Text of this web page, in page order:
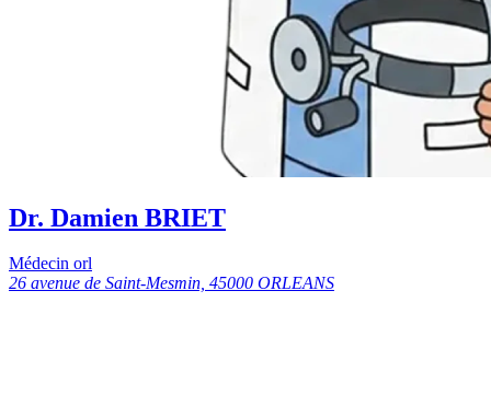
Dr. Damien BRIET
Médecin orl
26 avenue de Saint-Mesmin, 45000 ORLEANS